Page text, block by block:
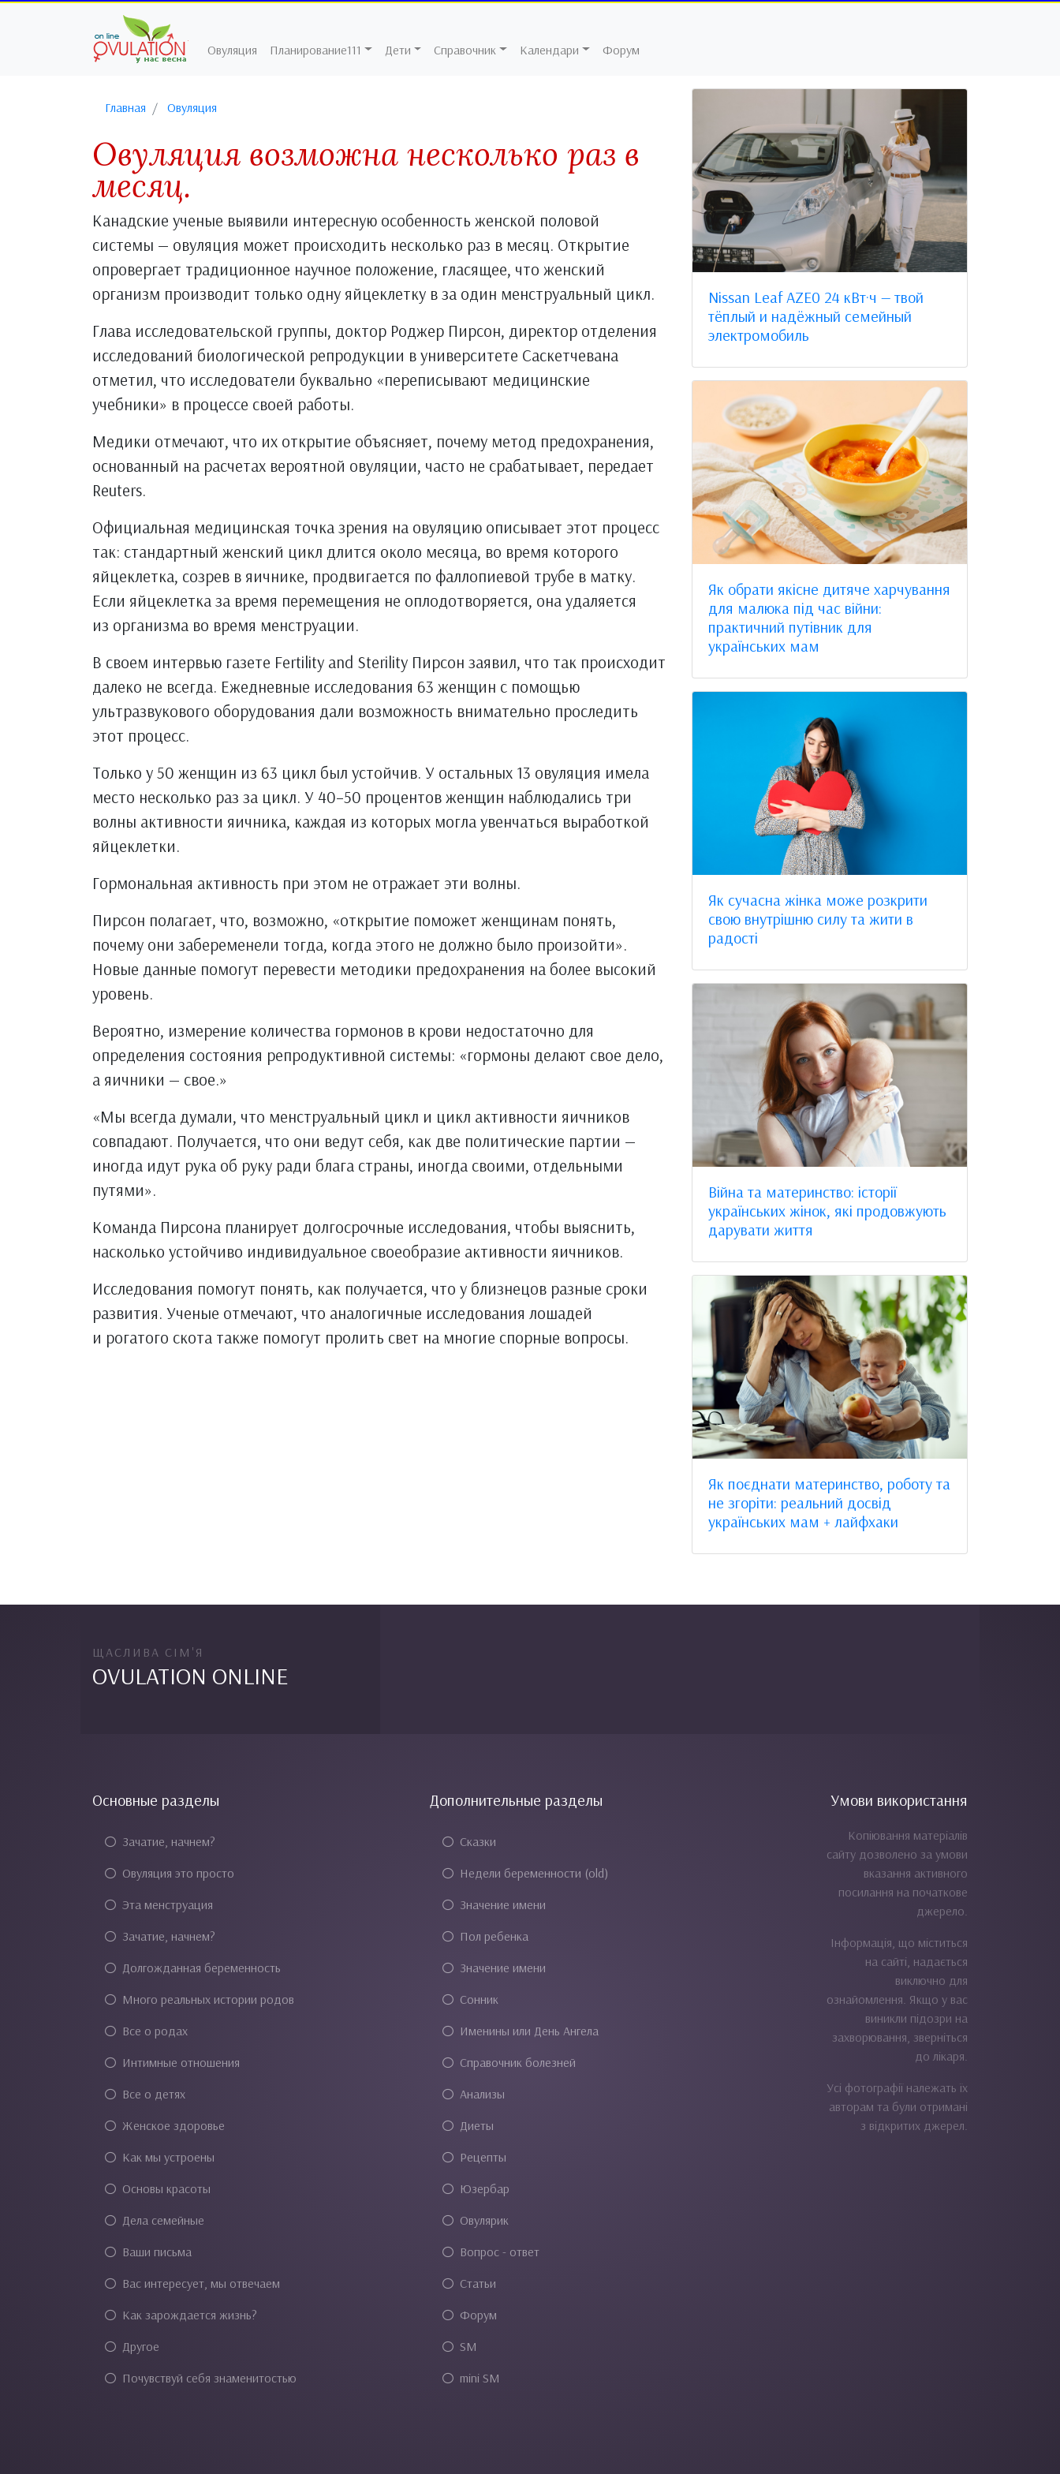
Овуляция Планирование111 Дети Справочник Календари Форум
Главная Овуляция
Овуляция возможна несколько раз в
месяц.
Канадские ученые выявили интересную особенность женской половой
системы — овуляция может происходить несколько раз в месяц. Открытие
опровергает традиционное научное положение, гласящее, что женский
организм производит только одну яйцеклетку в за один менструальный цикл.
Глава исследовательской группы, доктор Роджер Пирсон, директор отделения
исследований биологической репродукции в университете Саскетчевана
отметил, что исследователи буквально «переписывают медицинские
учебники» в процессе своей работы.
Медики отмечают, что их открытие объясняет, почему метод предохранения,
основанный на расчетах вероятной овуляции, часто не срабатывает, передает
Reuters.
Официальная медицинская точка зрения на овуляцию описывает этот процесс
так: стандартный женский цикл длится около месяца, во время которого
яйцеклетка, созрев в яичнике, продвигается по фаллопиевой трубе в матку.
Если яйцеклетка за время перемещения не оплодотворяется, она удаляется
из организма во время менструации.
В своем интервью газете Fertility and Sterility Пирсон заявил, что так происходит
далеко не всегда. Ежедневные исследования 63 женщин с помощью
ультразвукового оборудования дали возможность внимательно проследить
этот процесс.
Только у 50 женщин из 63 цикл был устойчив. У остальных 13 овуляция имела
место несколько раз за цикл. У 40–50 процентов женщин наблюдались три
волны активности яичника, каждая из которых могла увенчаться выработкой
яйцеклетки.
Гормональная активность при этом не отражает эти волны.
Пирсон полагает, что, возможно, «открытие поможет женщинам понять,
почему они забеременели тогда, когда этого не должно было произойти».
Новые данные помогут перевести методики предохранения на более высокий
уровень.
Вероятно, измерение количества гормонов в крови недостаточно для
определения состояния репродуктивной системы: «гормоны делают свое дело,
а яичники — свое.»
«Мы всегда думали, что менструальный цикл и цикл активности яичников
совпадают. Получается, что они ведут себя, как две политические партии —
иногда идут рука об руку ради блага страны, иногда своими, отдельными
путями».
Команда Пирсона планирует долгосрочные исследования, чтобы выяснить,
насколько устойчиво индивидуальное своеобразие активности яичников.
Исследования помогут понять, как получается, что у близнецов разные сроки
развития. Ученые отмечают, что аналогичные исследования лошадей
и рогатого скота также помогут пролить свет на многие спорные вопросы.
Nissan Leaf AZE0 24 кВт·ч — твой
тёплый и надёжный семейный
электромобиль
Як обрати якісне дитяче харчування
для малюка під час війни:
практичний путівник для
українських мам
Як сучасна жінка може розкрити
свою внутрішню силу та жити в
радості
Війна та материнство: історії
українських жінок, які продовжують
дарувати життя
Як поєднати материнство, роботу та
не згоріти: реальний досвід
українських мам + лайфхаки
ЩАСЛИВА СІМ'Я
OVULATION ONLINE
Умови використання
Копіювання матеріалів
сайту дозволено за умови
вказання активного
посилання на початкове
джерело.
Інформація, що міститься
на сайті, надається
виключно для
ознайомлення. Якщо у вас
виникли підозри на
захворювання, зверніться
до лікаря.
Усі фотографії належать їх
авторам та були отримані
з відкритих джерел.
Основные разделы
Зачатие, начнем?
Овуляция это просто
Эта менструация
Зачатие, начнем?
Долгожданная беременность
Много реальных истории родов
Все о родах
Интимные отношения
Все о детях
Женское здоровье
Как мы устроены
Основы красоты
Дела семейные
Ваши письма
Вас интересует, мы отвечаем
Как зарождается жизнь?
Другое
Почувствуй себя знаменитостью
Дополнительные разделы
Сказки
Недели беременности (old)
Значение имени
Пол ребенка
Значение имени
Сонник
Именины или День Ангела
Справочник болезней
Анализы
Диеты
Рецепты
Юзербар
Овулярик
Вопрос - ответ
Статьи
Форум
SM
mini SM